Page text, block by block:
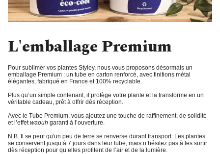
L'emballage Premium
Pour sublimer vos plantes Styley, nous vous proposons désormais un
emballage Premium : un tube en carton renforcé, avec finitions métal
élégantes, fabriqué en France et 100% recyclable.
Plus qu’un simple contenant, il protège votre plante et la transforme en un
véritable cadeau, prêt à offrir dès réception.
Avec le Tube Premium, vous ajoutez une touche de raffinement, de solidité
et l’effetwaouh garanti à l’ouverture.
N.B. Il se peut qu'un peu de terre se renverse durant transport. Les plantes
se conservent jusqu’à 7 jours dans leur tube, mais n’hésitez pas à les sortir
dès réception pour qu’elles profitent de l’air et de la lumière.